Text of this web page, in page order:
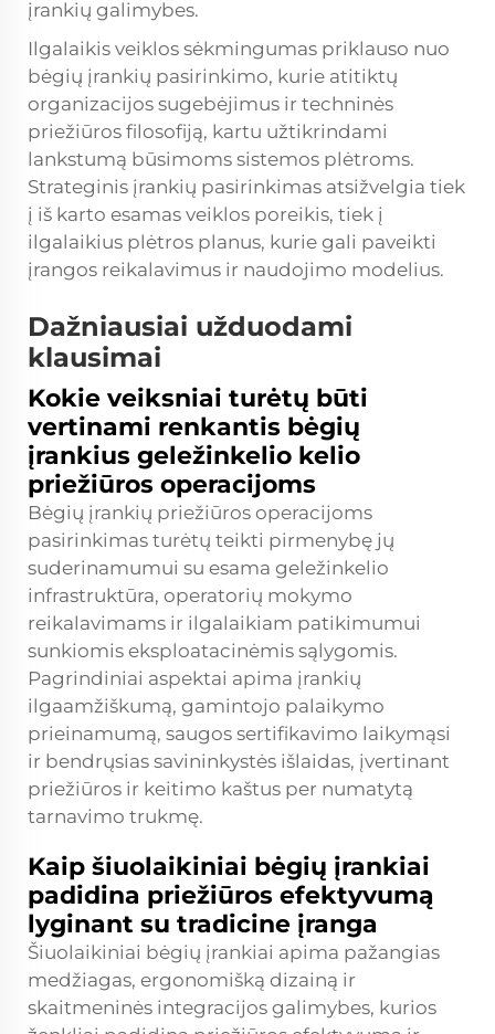
įrankių galimybes.
Ilgalaikis veiklos sėkmingumas priklauso nuo
bėgių įrankių pasirinkimo, kurie atitiktų
organizacijos sugebėjimus ir techninės
priežiūros filosofiją, kartu užtikrindami
lankstumą būsimoms sistemos plėtroms.
Strateginis įrankių pasirinkimas atsižvelgia tiek
į iš karto esamas veiklos poreikis, tiek į
ilgalaikius plėtros planus, kurie gali paveikti
įrangos reikalavimus ir naudojimo modelius.
Dažniausiai užduodami
klausimai
Kokie veiksniai turėtų būti
vertinami renkantis bėgių
įrankius geležinkelio kelio
priežiūros operacijoms
Bėgių įrankių priežiūros operacijoms
pasirinkimas turėtų teikti pirmenybę jų
suderinamumui su esama geležinkelio
infrastruktūra, operatorių mokymo
reikalavimams ir ilgalaikiam patikimumui
sunkiomis eksploatacinėmis sąlygomis.
Pagrindiniai aspektai apima įrankių
ilgaamžiškumą, gamintojo palaikymo
prieinamumą, saugos sertifikavimo laikymąsi
ir bendrųsias savininkystės išlaidas, įvertinant
priežiūros ir keitimo kaštus per numatytą
tarnavimo trukmę.
Kaip šiuolaikiniai bėgių įrankiai
padidina priežiūros efektyvumą
lyginant su tradicine įranga
Šiuolaikiniai bėgių įrankiai apima pažangias
medžiagas, ergonomišką dizainą ir
skaitmeninės integracijos galimybes, kurios